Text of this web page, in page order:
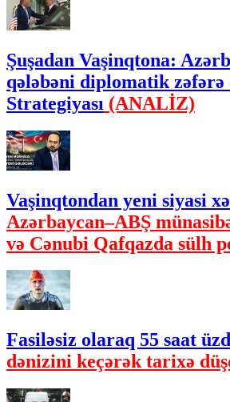
Şuşadan Vaşinqtona:
qələbəni diplomatik
Strategiyası (ANALİZ)
Vaşinqtondan yeni siyasi
Azərbaycan–ABŞ
və Cənubi Qafqazda sülh
Fasiləsiz olaraq 55 saat
dənizini keçərək tarixə